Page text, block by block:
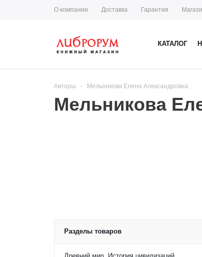
О компании Доставка Гарантия
КАТАЛОГ
Авторы - Мельникова Елена Александровна
Мельникова
Разделы товаров